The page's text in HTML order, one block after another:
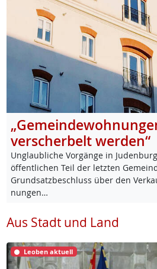
verscherbelt werden“
Un­glaub­li­che Vor­gän­ge in
öf­f­ent­li­chen Teil der letz­ten
Grund­satz­be­schluss über den
nun­gen…
Aus Stadt und Land
Leoben aktuell